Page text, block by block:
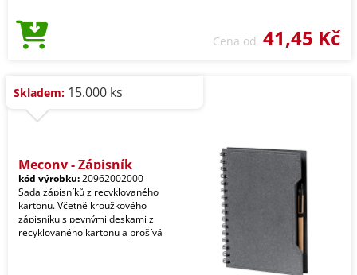
Cena od 41,45 Kč
Skladem: 15.000 ks
Mecony - Zápisník
kód výrobku:20962002000
Sada zápisníků z recyklovaného
kartonu. Včetně kroužkového
zápisníku s pevnými deskami z
recyklovaného kartonu a prošívá